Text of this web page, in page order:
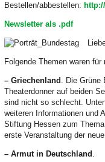
Bestellen/abbestellen:
Newsletter als .pdf
Folgende Themen waren
– Griechenland . Die Grüne
Theaterdonner auf beiden
sind nicht so schlecht.
weiteren Informationen und
Stiftung Hessen zum Thema
erste Veranstaltung der
– Armut in Deutschland .